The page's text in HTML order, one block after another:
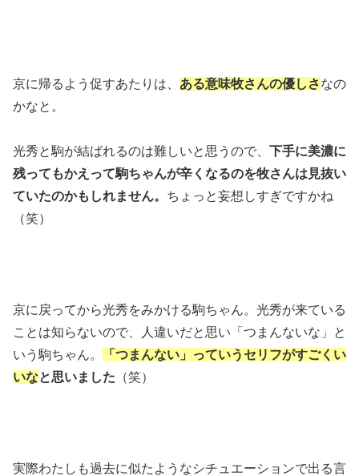
京に帰るよう促すあたりは、 ある意味牧さんの優しさなの
かなと。
光秀と駒が結ばれるのは難しいと思うので、 下手に美濃に
残ってもかえって駒ちゃんが辛くなるのを牧さんは見抜い
ていたのかもしれません。 ちょっと妄想しすぎですかね
（笑）
京に戻ってから光秀をみかける駒ちゃん。光秀が来ている
ことは知らないので、人違いだと思い「つまんないな」と
いう駒ちゃん。
「つまんない」っていうセリフがすごくい
いなと思いました （笑）
実際わたしも過去に似たようなシチュエーションで出る言